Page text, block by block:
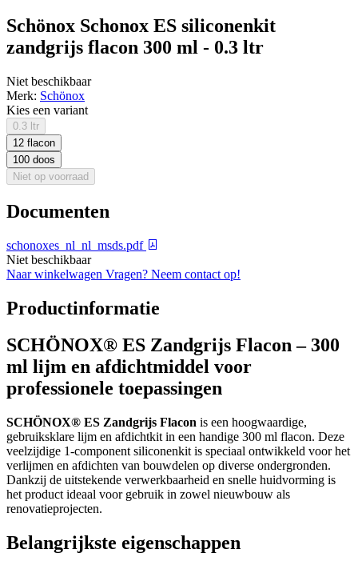
Schönox Schonox ES siliconenkit
zandgrijs flacon 300 ml - 0.3 ltr
Niet beschikbaar
Merk: Schönox
Kies een variant
0.3 ltr
12 flacon
100 doos
Niet op voorraad
Documenten
schonoxes_nl_nl_msds.pdf
Niet beschikbaar
Naar winkelwagen Vragen? Neem contact op!
Productinformatie
SCHÖNOX® ES Zandgrijs Flacon – 300
ml lijm en afdichtmiddel voor
professionele toepassingen
SCHÖNOX® ES Zandgrijs Flacon is een hoogwaardige,
gebruiksklare lijm en afdichtkit in een handige 300 ml flacon. Deze
veelzijdige 1-component siliconenkit is speciaal ontwikkeld voor het
verlijmen en afdichten van bouwdelen op diverse ondergronden.
Dankzij de uitstekende verwerkbaarheid en snelle huidvorming is
het product ideaal voor gebruik in zowel nieuwbouw als
renovatieprojecten.
Belangrijkste eigenschappen